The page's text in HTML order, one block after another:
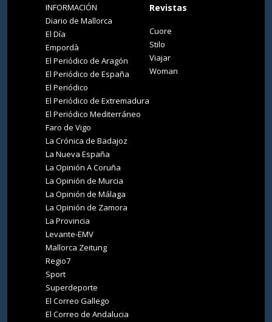
INFORMACIÓN
Diario de Mallorca
El Día
Empordà
El Periódico de Aragón
El Periódico de España
El Periódico
El Periódico de Extremadura
El Periódico Mediterráneo
Faro de Vigo
La Crónica de Badajoz
La Nueva España
La Opinión A Coruña
La Opinión de Murcia
La Opinión de Málaga
La Opinión de Zamora
La Provincia
Levante-EMV
Mallorca Zeitung
Regio7
Sport
Superdeporte
El Correo Gallego
El Correo de Andalucia
Revistas
Cuore
Stilo
Viajar
Woman